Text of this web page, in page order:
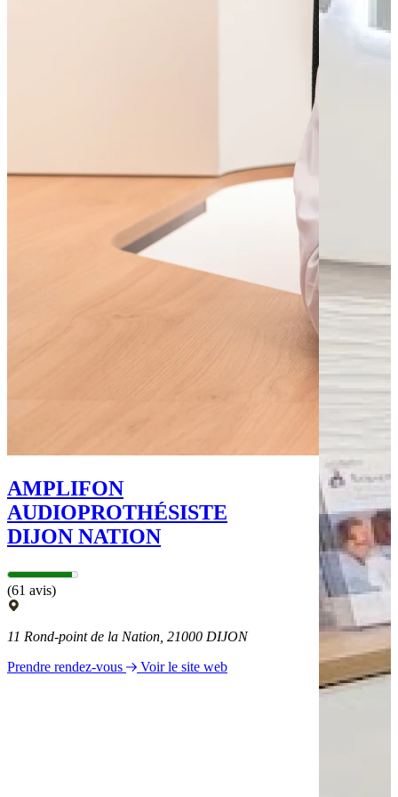
AMPLIFON
AUDIOPROTHÉSISTE
DIJON NATION
(61 avis)
11 Rond-point de la Nation, 21000 DIJON
Prendre rendez-vous
Voir le site web